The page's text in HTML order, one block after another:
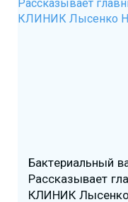
Бактериальный
Рассказывает
КЛИНИК